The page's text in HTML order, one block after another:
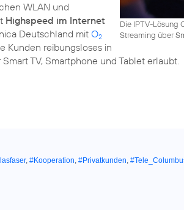
Die IPTV-Lösung
Streaming über
WLAN und
Highspeed im Internet
Deutschland mit O2
Kunden reibungsloses in
TV, Smartphone und Tablet erlaubt.
, #Kooperation, #Privatkunden,